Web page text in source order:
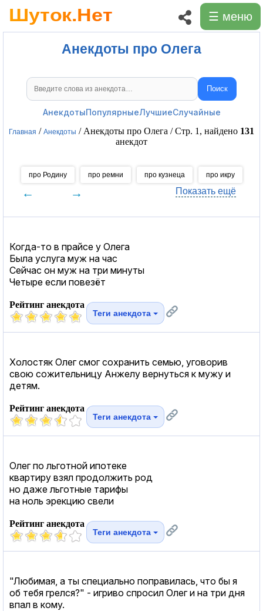
☰ меню
Анекдоты про Олега
Поиск анекдотов Поиск
АнекдотыПопулярныеЛучшиеСлучайные
Главная / Анекдоты / Анекдоты про Олега / Стр. 1, найдено 131
анекдот
про Родину про ремни про кузнеца про икру
← → Показать ещё
Когда-то в прайсе у Олега
Была услуга муж на час
Сейчас он муж на три минуты
Четыре если повезёт
Рейтинг анекдота
Теги анекдота
Холостяк Олег смог сохранить семью, уговорив
свою сожительницу Анжелу вернуться к мужу и
детям.
Рейтинг анекдота
Теги анекдота
Олег по льготной ипотеке
квартиру взял продолжить род
но даже льготные тарифы
на ноль эрекцию свели
Рейтинг анекдота
Теги анекдота
"Любимая, а ты специально поправилась, что бы я
об тебя грелся?" - игриво спросил Олег и на три дня
впал в кому.